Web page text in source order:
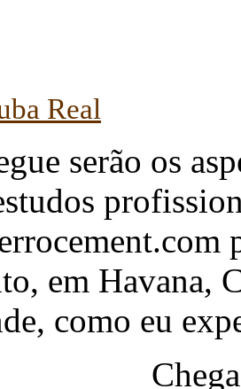
Real
serão os
em Havana,
como eu